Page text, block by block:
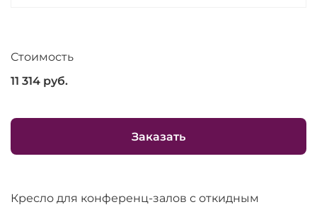
Стоимость
11 314 руб.
Заказать
Кресло для конференц-залов с откидным